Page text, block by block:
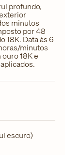
profundo,
minutos
por 48
18K. Data às 6
minutos
18K e
escuro)